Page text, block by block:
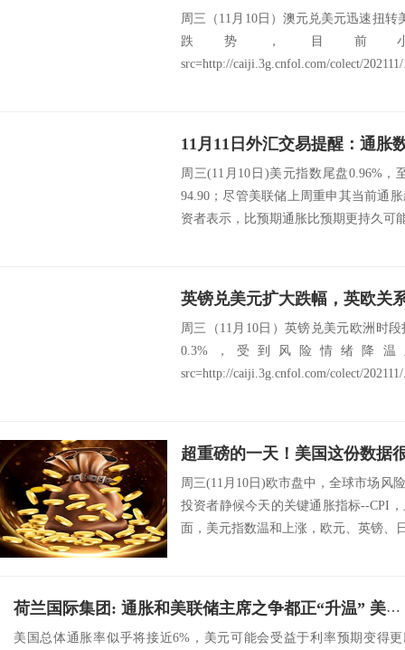
周三（11月10日）澳元兑美元迅速扭转
跌势，目前
src=http://caiji.3g.cnfol.com/colect/202111/
周三(11月10日)美元指数尾盘0.96%，
94.90；尽管美联储上周重申其当前通
资者表示，比预期通胀比预期更持久可
英镑兑美元扩大跌幅，英欧关
周三（11月10日）英镑兑美元欧洲时
0.3%，受到风险情绪降
src=http://caiji.3g.cnfol.com/colect/
周三(11月10日)欧市盘中，全球市场风
投资者静候今天的关键通胀指标--CPI
面，美元指数温和上涨，欧元、英镑、
荷兰国际集团: 通胀和美联储主席之争都正“升温” 美元、欧元、英镑走势分析
美国总体通胀率似乎将接近6%，美元可能会受益于利率预期变得更